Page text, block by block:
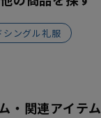
シングル礼服
・関連アイテム